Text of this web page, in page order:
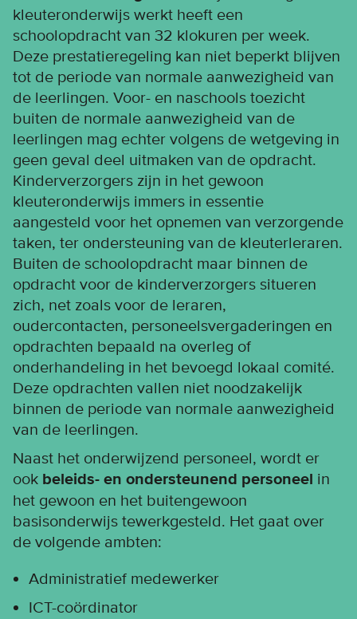
kleuteronderwijs werkt heeft een
schoolopdracht van 32 klokuren per week.
Deze prestatieregeling kan niet beperkt blijven
tot de periode van normale aanwezigheid van
de leerlingen. Voor- en naschools toezicht
buiten de normale aanwezigheid van de
leerlingen mag echter volgens de wetgeving in
geen geval deel uitmaken van de opdracht.
Kinderverzorgers zijn in het gewoon
kleuteronderwijs immers in essentie
aangesteld voor het opnemen van verzorgende
taken, ter ondersteuning van de kleuterleraren.
Buiten de schoolopdracht maar binnen de
opdracht voor de kinderverzorgers situeren
zich, net zoals voor de leraren,
oudercontacten, personeelsvergaderingen en
opdrachten bepaald na overleg of
onderhandeling in het bevoegd lokaal comité.
Deze opdrachten vallen niet noodzakelijk
binnen de periode van normale aanwezigheid
van de leerlingen.
Naast het onderwijzend personeel, wordt er
ook beleids- en ondersteunend personeel in
het gewoon en het buitengewoon
basisonderwijs tewerkgesteld. Het gaat over
de volgende ambten:
Administratief medewerker
ICT-coördinator